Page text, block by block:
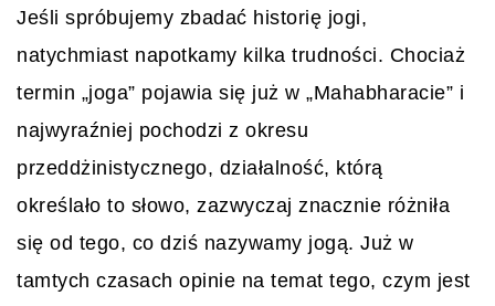
Jeśli spróbujemy zbadać historię jogi,
natychmiast napotkamy kilka trudności. Chociaż
termin „joga” pojawia się już w „Mahabharacie” i
najwyraźniej pochodzi z okresu
przeddżinistycznego, działalność, którą
określało to słowo, zazwyczaj znacznie różniła
się od tego, co dziś nazywamy jogą. Już w
tamtych czasach opinie na temat tego, czym jest